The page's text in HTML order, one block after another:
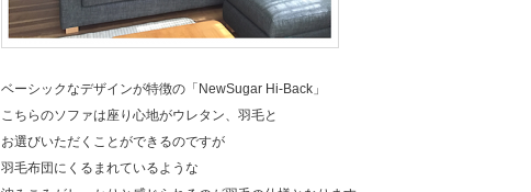
ベーシックなデザインが特徴の「NewSugar Hi-Back」
こちらのソファは座り心地がウレタン、羽毛と
お選びいただくことができるのですが
羽毛布団にくるまれているような